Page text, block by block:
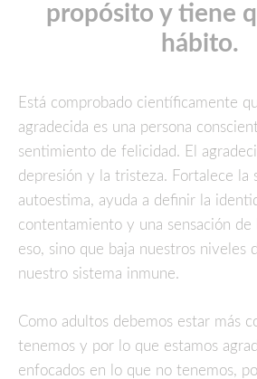
propósito y tiene
hábito.
Está comprobado científicamente
agradecida es una persona
sentimiento de felicidad. El
depresión y la tristeza. Fortalece la
autoestima, ayuda a definir la
contentamiento y una sensación
eso, sino que baja nuestros niveles
nuestro sistema inmune.
Como adultos debemos estar más
tenemos y por lo que estamos
enfocados en lo que no tenemos,